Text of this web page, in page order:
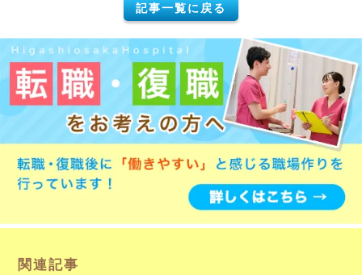
記事一覧に戻る
関連記事